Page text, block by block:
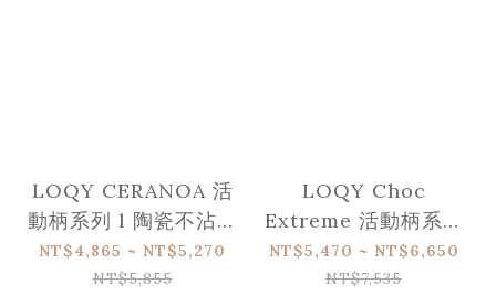
LOQY CERANOA 活
動柄系列 l 陶瓷不沾深
煎鍋 (需另選購握柄-
適用IH爐)
NT$4,865 ~ NT$5,270
NT$5,855
LOQY Choc
Extreme 活動柄系列
l 高效能鑄鋁不沾深煎
鍋 (需另選購握柄-適
NT$5,470 ~ NT$6,650
NT$7,535